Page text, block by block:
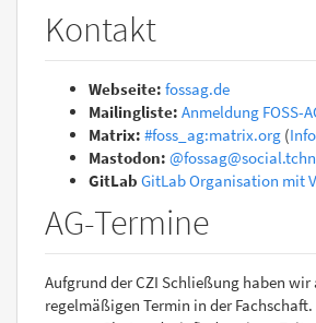
Kontakt
Webseite: fossag.de
Mailingliste: Anmeldung FOSS-
Matrix: #foss_ag:matrix.org (
Mastodon:
GitLab GitLab Organisation mit
AG-Termine
Aufgrund der CZI Schließung haben
regelmäßigen Termin in der